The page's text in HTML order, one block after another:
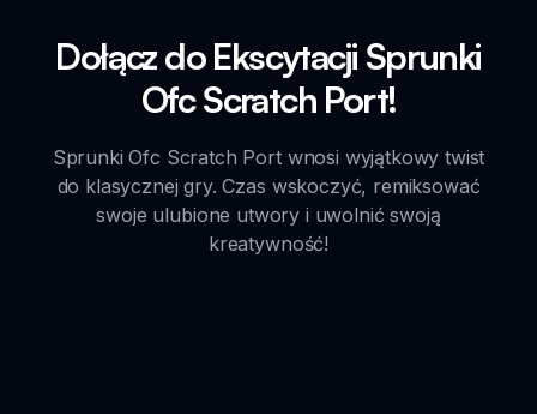
Dołącz do Ekscytacji Sprunki
Ofc Scratch Port!
Sprunki Ofc Scratch Port wnosi wyjątkowy twist
do klasycznej gry. Czas wskoczyć, remiksować
swoje ulubione utwory i uwolnić swoją
kreatywność!